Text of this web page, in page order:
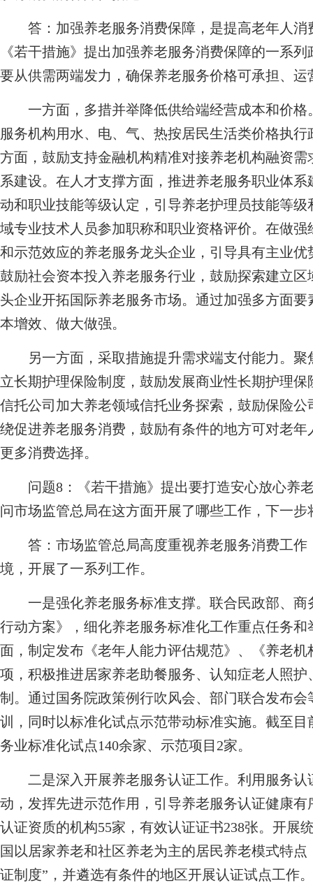
答：加强养老服务消费保障，是提高老年人消
《若干措施》提出加强养老服务消费保障的一系
要从供需两端发力，确保养老服务价格可承担、
一方面，多措并举降低供给端经营成本和价格
服务机构用水、电、气、热按居民生活类价格执
方面，鼓励支持金融机构精准对接养老机构融资
系建设。在人才支撑方面，推进养老服务职业体
动和职业技能等级认定，引导养老护理员技能等
域专业技术人员参加职称和职业资格评价。在做
和示范效应的养老服务龙头企业，引导具有主业
鼓励社会资本投入养老服务行业，鼓励探索建立
头企业开拓国际养老服务市场。通过加强多方面
本增效、做大做强。
另一方面，采取措施提升需求端支付能力。聚
立长期护理保险制度，鼓励发展商业性长期护理
信托公司加大养老领域信托业务探索，鼓励保险
绕促进养老服务消费，鼓励有条件的地方可对老
更多消费选择。
问题8：《若干措施》提出要打造安心放心养
问市场监管总局在这方面开展了哪些工作，下一
答：市场监管总局高度重视养老服务消费工作
境，开展了一系列工作。
一是强化养老服务标准支撑。联合民政部、商
行动方案》，细化养老服务标准化工作重点任务
面，制定发布《老年人能力评估规范》、《养老
项，积极推进居家养老助餐服务、认知症老人照
制。通过国务院政策例行吹风会、部门联合发布
训，同时以标准化试点示范带动标准实施。截至
务业标准化试点140余家、示范项目2家。
二是深入开展养老服务认证工作。利用服务认
动，发挥先进示范作用，引导养老服务认证健康
认证资质的机构55家，有效认证证书238张。开展
国以居家养老和社区养老为主的居民养老模式特
证制度”，并遴选有条件的地区开展认证试点工作。